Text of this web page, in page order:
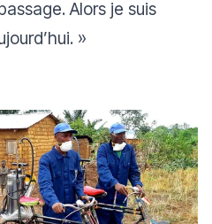
Alors je suis
»